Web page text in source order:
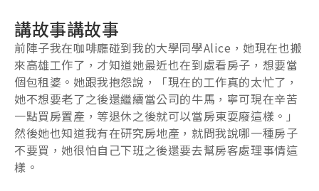
講故事講故事
前陣子我在咖啡廳碰到我的大學同學Alice，她現在也搬
來高雄工作了，才知道她最近也在到處看房子，想要當
個包租婆。她跟我抱怨說，「現在的工作真的太忙了，
她不想要老了之後還繼續當公司的牛馬，寧可現在辛苦
一點買房置產，等退休之後就可以當房東耍廢這樣。」
然後她也知道我有在研究房地產，就問我說哪一種房子
不要買，她很怕自己下班之後還要去幫房客處理事情這
樣。